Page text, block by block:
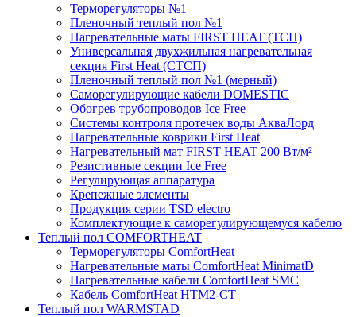
Терморегуляторы №1
Пленочный теплый пол №1
Нагревательные маты FIRST HEAT (ТСП)
Универсальная двухжильная нагревательная
секция First Heat (СТСП)
Пленочный теплый пол №1 (мерный)
Саморегулирующие кабели DOMESTIC
Обогрев трубопроводов Ice Free
Системы контроля протечек воды АкваЛорд
Нагревательные коврики First Heat
Нагревательный мат FIRST HEAT 200 Вт/м²
Резистивные секции Ice Free
Регулирующая аппаратура
Крепежные элементы
Продукция серии TSD electro
Комплектующие к саморегулирующемуся кабелю
Теплый пол COMFORTHEAT
Терморегуляторы ComfortHeat
Нагревательные маты ComfortHeat MinimatD
Нагревательные кабели ComfortHeat SMC
Кабель ComfortHeat HTM2-CT
Теплый пол WARMSTAD